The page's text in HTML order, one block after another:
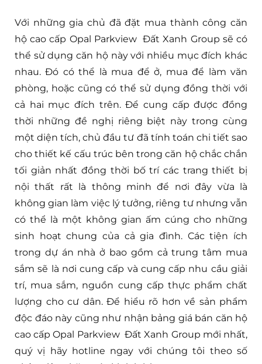
Với những gia chủ đã đặt mua thành công căn
hộ cao cấp Opal Parkview Đất Xanh Group sẽ có
thể sử dụng căn hộ này với nhiều mục đích khác
nhau. Đó có thể là mua để ở, mua để làm văn
phòng, hoặc cũng có thể sử dụng đồng thời với
cả hai mục đích trên. Để cung cấp được đồng
thời những đề nghị riêng biệt này trong cùng
một diện tích, chủ đầu tư đã tính toán chi tiết sao
cho thiết kế cấu trúc bên trong căn hộ chắc chắn
tối giản nhất đồng thời bố trí các trang thiết bị
nội thất rất là thông minh để nơi đây vừa là
không gian làm việc lý tưởng, riêng tư nhưng vẫn
có thể là một không gian ấm cúng cho những
sinh hoạt chung của cả gia đình. Các tiện ích
trong dự án nhà ở bao gồm cả trung tâm mua
sắm sẽ là nơi cung cấp và cung cấp nhu cầu giải
trí, mua sắm, nguồn cung cấp thực phẩm chất
lượng cho cư dân. Để hiểu rõ hơn về sản phẩm
độc đáo này cũng như nhận bảng giá bán căn hộ
cao cấp Opal Parkview Đất Xanh Group mới nhất,
quý vị hãy hotline ngay với chúng tôi theo số